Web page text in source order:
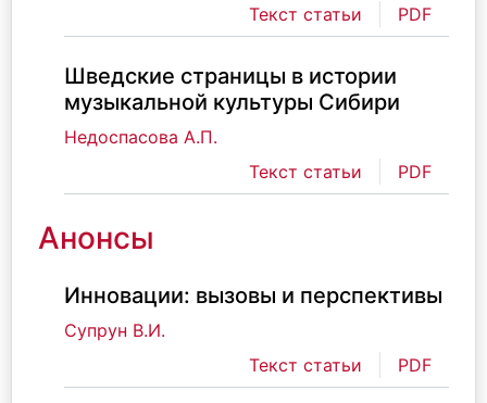
Текст статьи
PDF
Шведские страницы в истории
музыкальной культуры Сибири
Недоспасова А.П.
Текст статьи
PDF
Анонсы
Инновации: вызовы и перспективы
Супрун В.И.
Текст статьи
PDF